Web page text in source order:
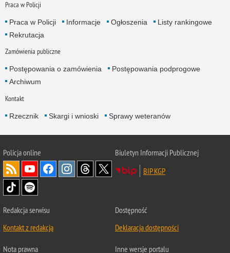
Praca w Policji
Praca w Policji Informacje Ogłoszenia
Listy rankingowe
Rekrutacja
Zamówienia publiczne
Postępowania o zamówienia
Postępowania podprogowe
Archiwum
Kontakt
Rzecznik Skargi i wnioski Sprawy weteranów
Policjaonline
Biuletyn Informacji Publicznej
BIP KGP
Redakcja serwisu
Kontakt z redakcją
Dostępność
Deklaracja dostępności
Nota prawna Inne wersje portalu